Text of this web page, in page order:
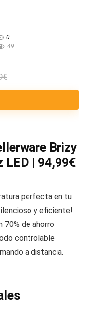
0
49
Brizy
LED | 94,99€
perfecta en tu
y eficiente!
70% de ahorro
controlable
a distancia.